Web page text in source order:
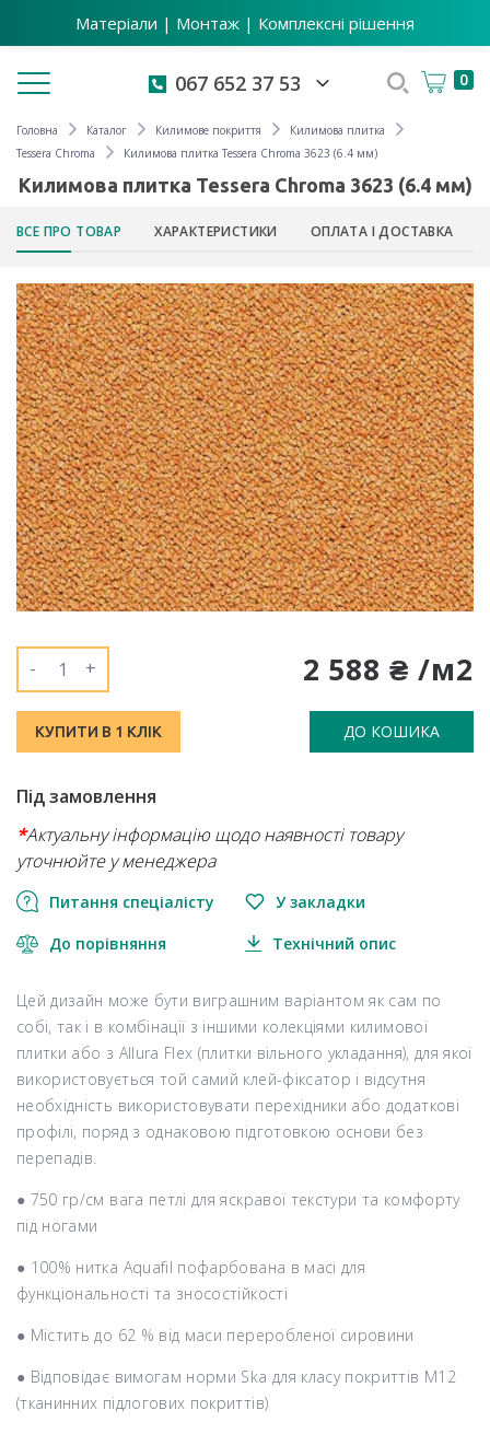
Матеріали | Монтаж | Комплексні рішення
Toggle navigation 067 652 37 53 0
Головна Каталог Килимове покриття
Килимова плитка
Tessera Chroma
Килимова плитка Tessera Chroma 3623 (6.4 мм)
Килимова плитка Tessera Chroma 3623 (6.4 мм)
ВСЕ ПРО ТОВАР ХАРАКТЕРИСТИКИ ОПЛАТА І ДОСТАВКА
2 588 ₴ /м2
- +
КУПИТИ В 1 КЛІК ДО КОШИКА
Під замовлення
*Актуальну інформацію щодо наявності товару
уточнюйте у менеджера
Питання спеціалісту У закладки
До порівняння Технічний опис
Цей дизайн може бути виграшним варіантом як сам по
собі, так і в комбінації з іншими колекціями килимової
плитки або з Allura Flex (плитки вільного укладання), для якої
використовується той самий клей-фіксатор і відсутня
необхідність використовувати перехідники або додаткові
профілі, поряд з однаковою підготовкою основи без
перепадів.
● 750 гр/см вага петлі для яскравої текстури та комфорту
під ногами
● 100% нитка Aquafil пофарбована в масі для
функціональності та зносостійкості
● Містить до 62 % від маси переробленої сировини
● Відповідає вимогам норми Ska для класу покриттів M12
(тканинних підлогових покриттів)